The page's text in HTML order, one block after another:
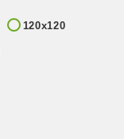
120x120